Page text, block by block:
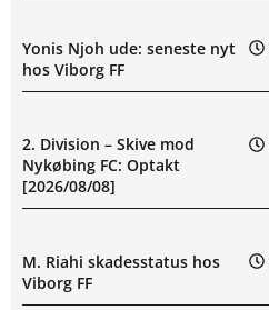
Yonis Njoh ude: seneste nyt
hos Viborg FF
2. Division – Skive mod
Nykøbing FC: Optakt
[2026/08/08]
M. Riahi skadesstatus hos
Viborg FF